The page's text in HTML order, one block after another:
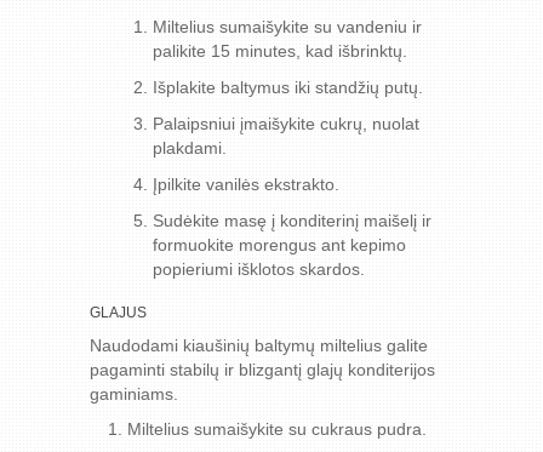
Miltelius sumaišykite su vandeniu ir
palikite 15 minutes, kad išbrinktų.
Išplakite baltymus iki standžių putų.
Palaipsniui įmaišykite cukrų, nuolat
plakdami.
Įpilkite vanilės ekstrakto.
Sudėkite masę į konditerinį maišelį ir
formuokite morengus ant kepimo
popieriumi išklotos skardos.
GLAJUS
Naudodami kiaušinių baltymų miltelius galite
pagaminti stabilų ir blizgantį glajų konditerijos
gaminiams.
Miltelius sumaišykite su cukraus pudra.